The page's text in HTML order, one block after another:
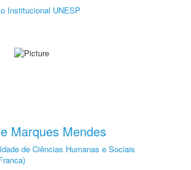
Institucional UNESP
Marques Mendes
de Ciências Humanas e Sociais